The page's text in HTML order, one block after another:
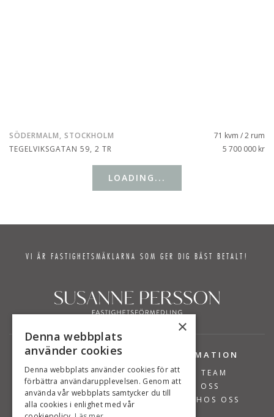
SÖDERMALM, STOCKHOLM
TEGELVIKSGATAN 59, 2 TR
71 kvm / 2 rum
5 700 000 kr
LOADING...
VI ÄR FASTIGHETSMÄKLARNA SOM GER DIG BÄST BETALT!
TJÄNSTER
BOSTÄDER TILL SALU
SÄLJA BOSTAD
VÄRDERA BOSTAD
INFORMATION
VÅRT TEAM
OM OSS
JOBBA HOS OSS
×
Denna webbplats
använder cookies
Denna webbplats använder cookies för att
förbättra användarupplevelsen. Genom att
använda vår webbplats samtycker du till
alla cookies i enlighet med vår